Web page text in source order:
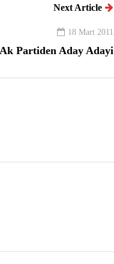
Next Article
18 Mart 2011
Partiden Aday Adayi